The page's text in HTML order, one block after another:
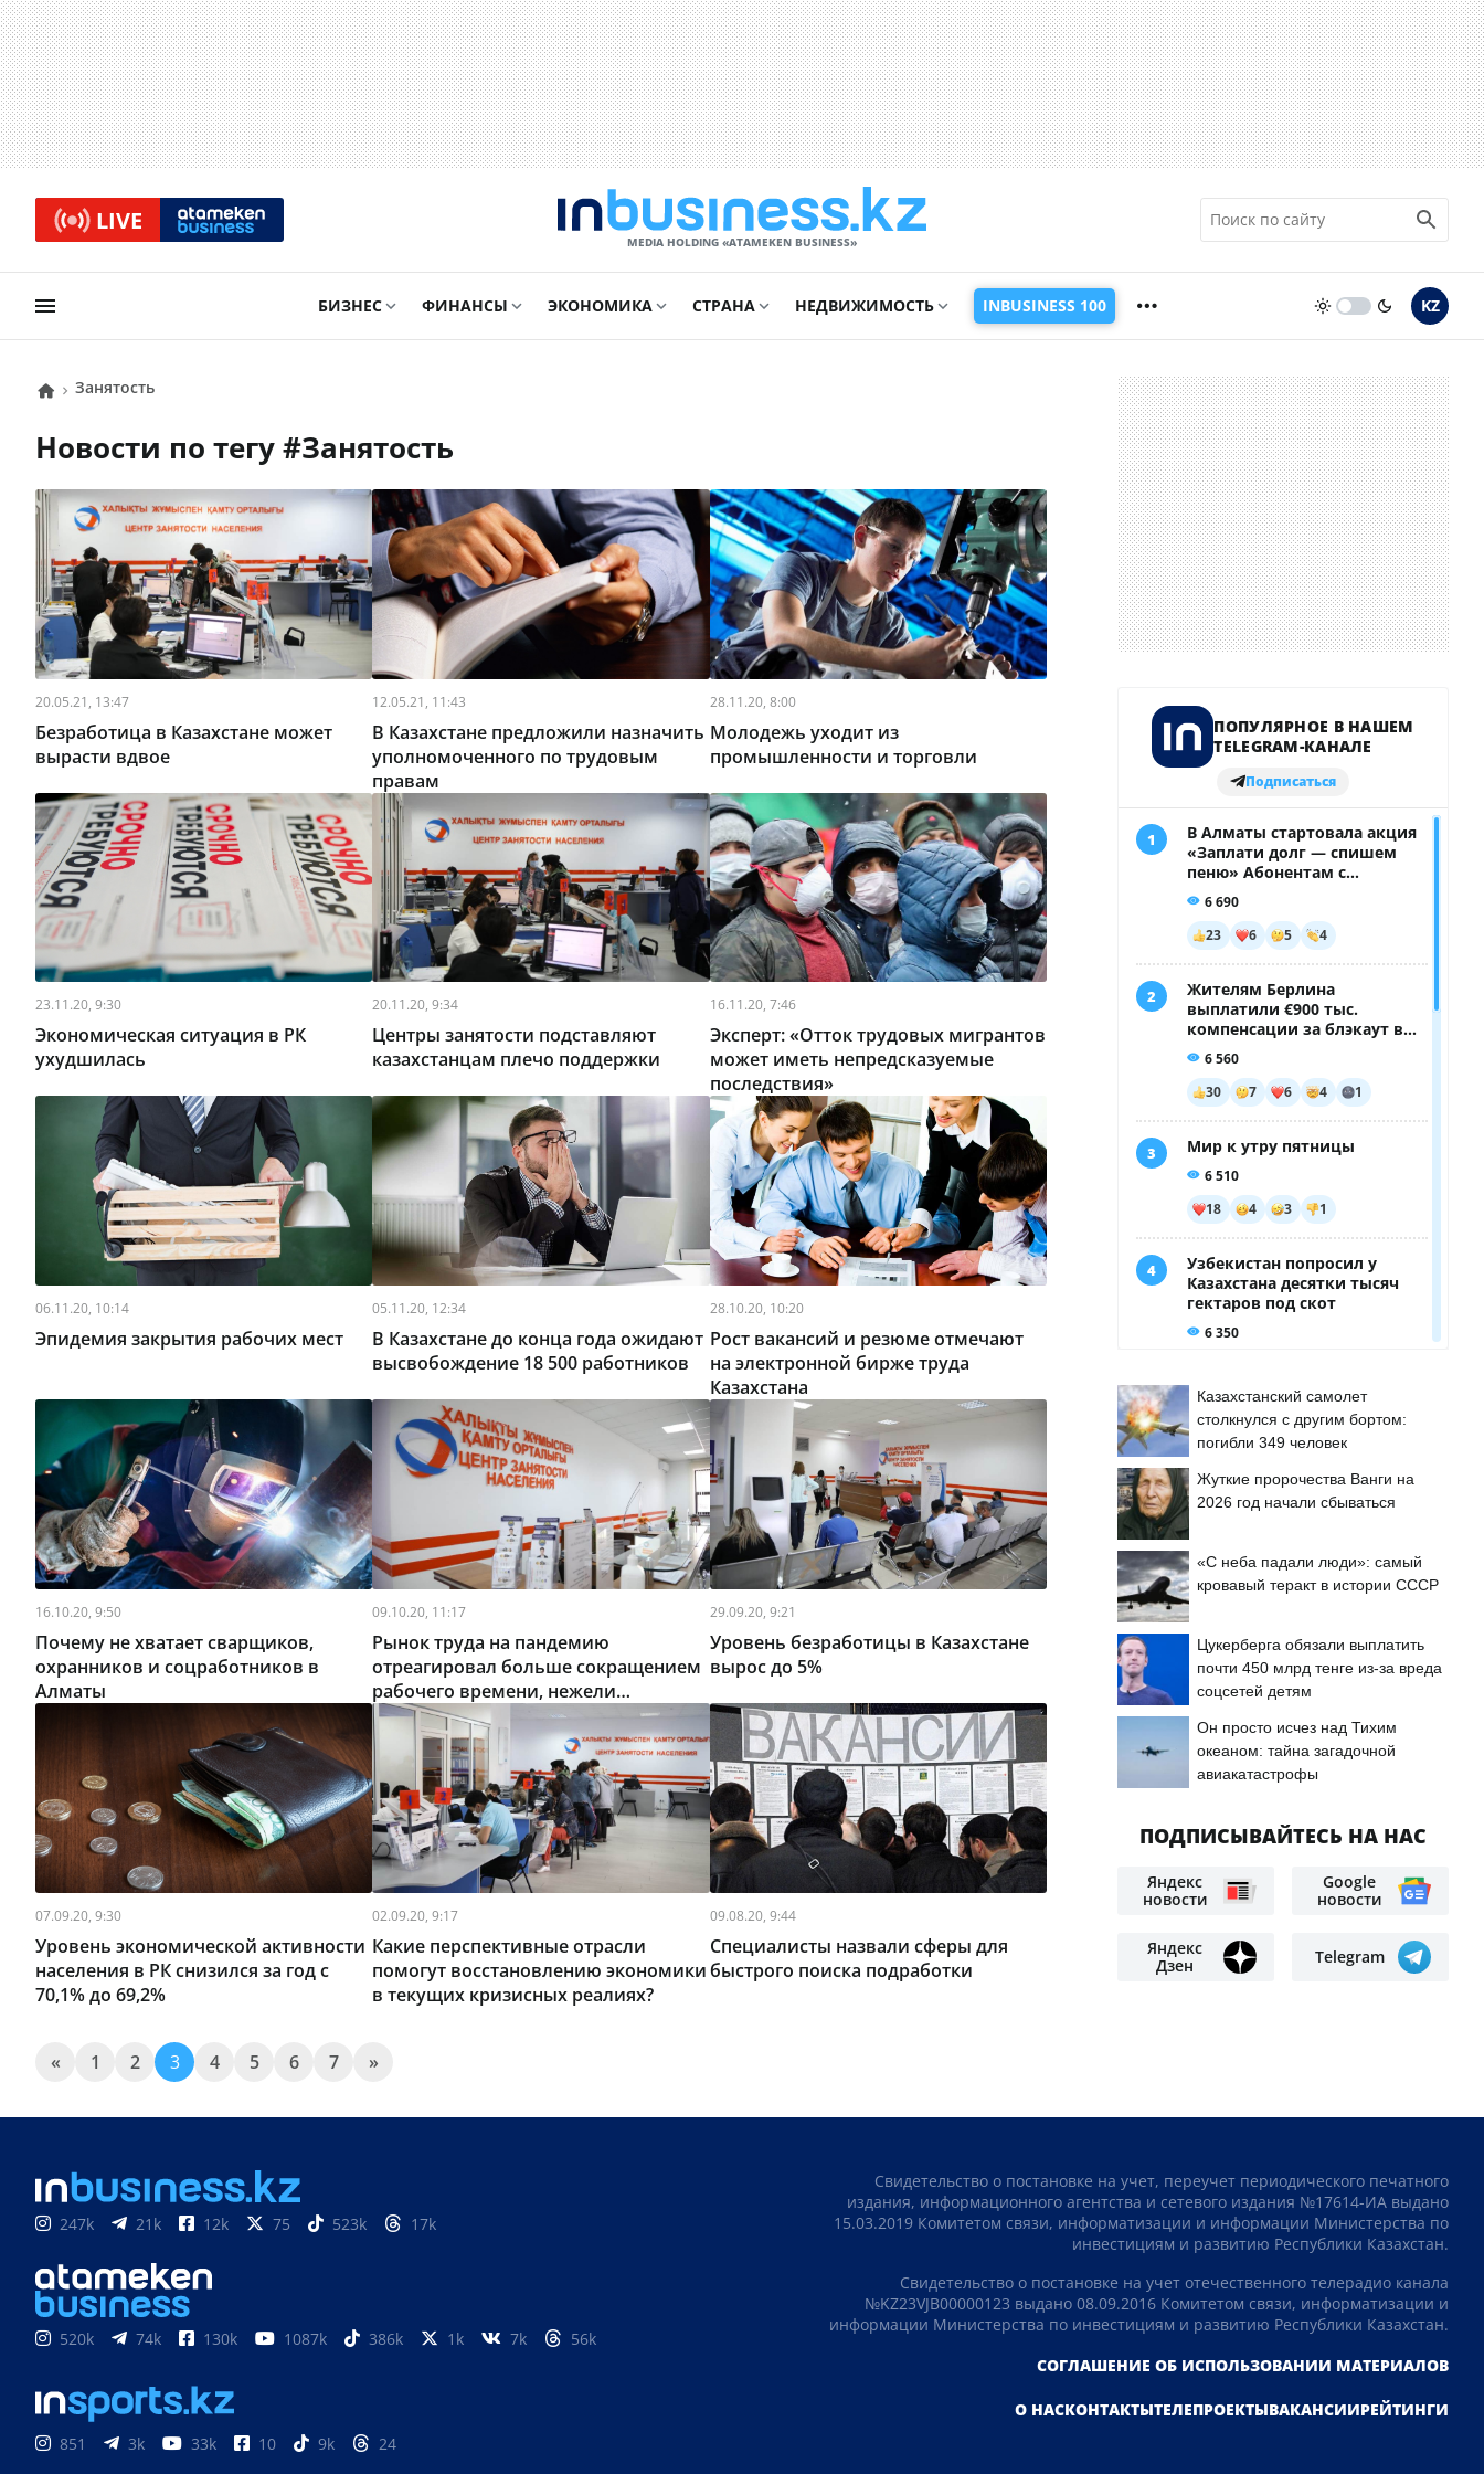
LIVE
MEDIA HOLDING «ATAMEKЕN BUSINESS»
БИЗНЕС ФИНАНСЫ ЭКОНОМИКА СТРАНА НЕДВИЖИМОСТЬ INBUSINESS 100 KZ
Занятость
Новости по тегу # Занятость
20.05.21, 13:47
Безработица в Казахстане может
вырасти вдвое
12.05.21, 11:43
В Казахстане предложили назначить
уполномоченного по трудовым
правам
28.11.20, 8:00
Молодежь уходит из
промышленности и торговли
23.11.20, 9:30
Экономическая ситуация в РК
ухудшилась
20.11.20, 9:34
Центры занятости подставляют
казахстанцам плечо поддержки
16.11.20, 7:46
Эксперт: «Отток трудовых мигрантов
может иметь непредсказуемые
последствия»
06.11.20, 10:14
Эпидемия закрытия рабочих мест
05.11.20, 12:34
В Казахстане до конца года ожидают
высвобождение 18 500 работников
28.10.20, 10:20
Рост вакансий и резюме отмечают
на электронной бирже труда
Казахстана
16.10.20, 9:50
Почему не хватает сварщиков,
охранников и соцработников в
Алматы
09.10.20, 11:17
Рынок труда на пандемию
отреагировал больше сокращением
рабочего времени, нежели
масштабным ростом безработицы
29.09.20, 9:21
Уровень безработицы в Казахстане
вырос до 5%
07.09.20, 9:30
Уровень экономической активности
населения в РК снизился за год с
70,1% до 69,2%
02.09.20, 9:17
Какие перспективные отрасли
помогут восстановлению экономики
в текущих кризисных реалиях?
09.08.20, 9:44
Специалисты назвали сферы для
быстрого поиска подработки
« 1 2 3 4 5 6 7 »
Казахстанский самолет
столкнулся с другим бортом:
погибли 349 человек
Жуткие пророчества Ванги на
2026 год начали сбываться
«С неба падали люди»: самый
кровавый теракт в истории СССР
Цукерберга обязали выплатить
почти 450 млрд тенге из-за вреда
соцсетей детям
Он просто исчез над Тихим
океаном: тайна загадочной
авиакатастрофы
ПОДПИСЫВАЙТЕСЬ НА НАС
Яндекс
новости
Google
новости
Яндекс
Дзен
Telegram
247k 21k 12k 75 523k 17k
520k 74k 130k 1087k 386k 1k 7k 56k
851 3k 33k 10 9k 24
Свидетельство о постановке на учет, переучет периодического печатного
издания, информационного агентства и сетевого издания №17614-ИА выдано
15.03.2019 Комитетом связи, информатизации и информации Министерства по
инвестициям и развитию Республики Казахстан.
Свидетельство о постановке на учет отечественного телерадио канала
№KZ23VJB00000123 выдано 08.09.2016 Комитетом связи, информатизации и
информации Министерства по инвестициям и развитию Республики Казахстан.
СОГЛАШЕНИЕ ОБ ИСПОЛЬЗОВАНИИ МАТЕРИАЛОВ
О НАСКОНТАКТЫТЕЛЕПРОЕКТЫВАКАНСИИРЕЙТИНГИ